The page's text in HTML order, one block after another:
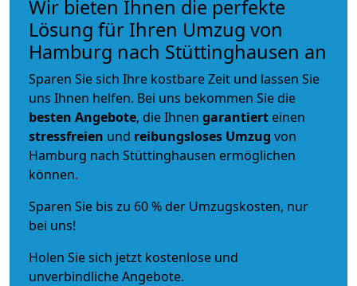
Wir bieten Ihnen die perfekte
Lösung für Ihren Umzug von
Hamburg nach Stüttinghausen an
Sparen Sie sich Ihre kostbare Zeit und lassen Sie
uns Ihnen helfen. Bei uns bekommen Sie die
besten Angebote, die Ihnen garantiert einen
stressfreien und reibungsloses Umzug von
Hamburg nach Stüttinghausen ermöglichen
können.
Sparen Sie bis zu 60 % der Umzugskosten, nur
bei uns!
Holen Sie sich jetzt kostenlose und
unverbindliche Angebote.